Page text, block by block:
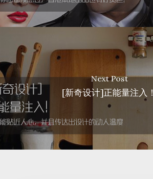
Next Post
[新奇设计]正能量注入！